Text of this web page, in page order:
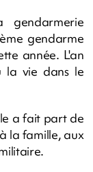
gendarme
année. L'an
la vie dans le
a fait part de
la famille, aux